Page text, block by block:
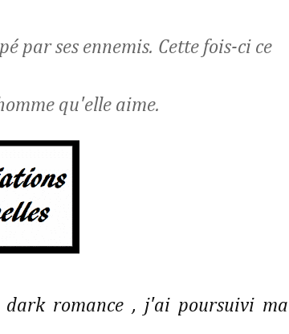
par ses ennemis. Cette fois-ci ce
qu'elle aime.
romance , j'ai poursuivi ma